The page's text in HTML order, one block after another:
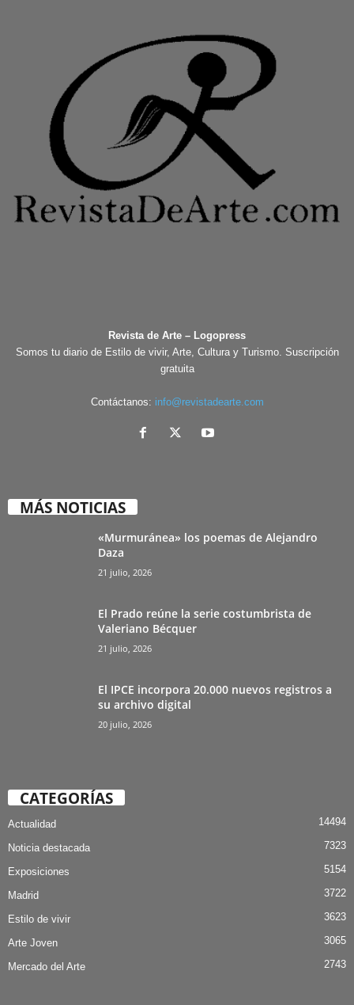
Revista de Arte – Logopress
Somos tu diario de Estilo de vivir, Arte, Cultura y Turismo. Suscripción
gratuita
Contáctanos: info@revistadearte.com
MÁS NOTICIAS
«Murmuránea» los poemas de Alejandro
Daza
21 julio, 2026
El Prado reúne la serie costumbrista de
Valeriano Bécquer
21 julio, 2026
El IPCE incorpora 20.000 nuevos registros a
su archivo digital
20 julio, 2026
CATEGORÍAS
Actualidad 14494
Noticia destacada 7323
Exposiciones 5154
Madrid 3722
Estilo de vivir 3623
Arte Joven 3065
Mercado del Arte 2743